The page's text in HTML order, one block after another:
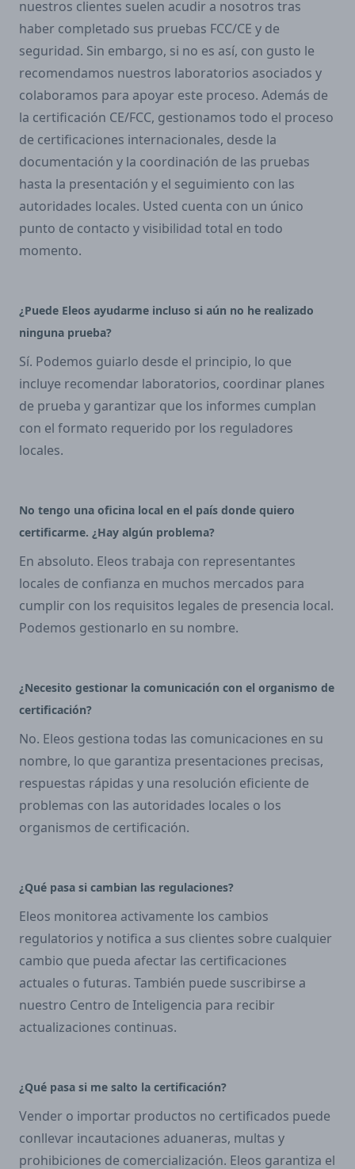
nuestros clientes suelen acudir a nosotros tras
haber completado sus pruebas FCC/CE y de
seguridad. Sin embargo, si no es así, con gusto le
recomendamos nuestros laboratorios asociados y
colaboramos para apoyar este proceso. Además de
la certificación CE/FCC, gestionamos todo el proceso
de certificaciones internacionales, desde la
documentación y la coordinación de las pruebas
hasta la presentación y el seguimiento con las
autoridades locales. Usted cuenta con un único
punto de contacto y visibilidad total en todo
momento.
¿Puede Eleos ayudarme incluso si aún no he realizado
ninguna prueba?
Sí. Podemos guiarlo desde el principio, lo que
incluye recomendar laboratorios, coordinar planes
de prueba y garantizar que los informes cumplan
con el formato requerido por los reguladores
locales.
No tengo una oficina local en el país donde quiero
certificarme. ¿Hay algún problema?
En absoluto. Eleos trabaja con representantes
locales de confianza en muchos mercados para
cumplir con los requisitos legales de presencia local.
Podemos gestionarlo en su nombre.
¿Necesito gestionar la comunicación con el organismo de
certificación?
No. Eleos gestiona todas las comunicaciones en su
nombre, lo que garantiza presentaciones precisas,
respuestas rápidas y una resolución eficiente de
problemas con las autoridades locales o los
organismos de certificación.
¿Qué pasa si cambian las regulaciones?
Eleos monitorea activamente los cambios
regulatorios y notifica a sus clientes sobre cualquier
cambio que pueda afectar las certificaciones
actuales o futuras. También puede suscribirse a
nuestro Centro de Inteligencia para recibir
actualizaciones continuas.
¿Qué pasa si me salto la certificación?
Vender o importar productos no certificados puede
conllevar incautaciones aduaneras, multas y
prohibiciones de comercialización. Eleos garantiza el